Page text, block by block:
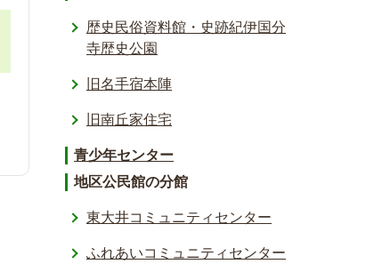
歴史民俗資料館・史跡紀伊国分
寺歴史公園
旧名手宿本陣
旧南丘家住宅
青少年センター
地区公民館の分館
東大井コミュニティセンター
ふれあいコミュニティセンター